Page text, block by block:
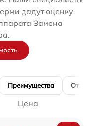
дадут оценку
Замена
Преимущества
Цена